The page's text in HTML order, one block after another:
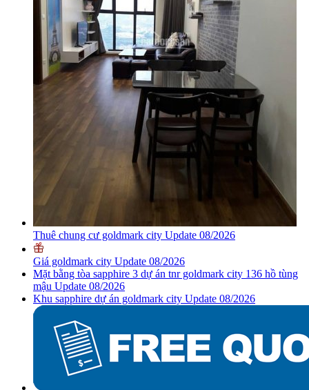
Thuê chung cư goldmark city Update 08/2026
Giá goldmark city Update 08/2026
Mặt bằng tòa sapphire 3 dự án tnr goldmark city 136 hồ tùng
mậu Update 08/2026
Khu sapphire dự án goldmark city Update 08/2026